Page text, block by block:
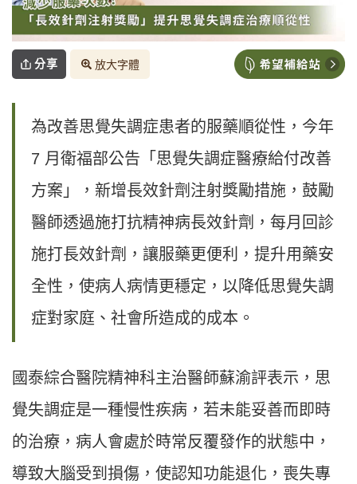
分享 放大字體
為改善思覺失調症患者的服藥順從性，今年
7 月衛福部公告「思覺失調症醫療給付改善
方案」，新增長效針劑注射獎勵措施，鼓勵
醫師透過施打抗精神病長效針劑，每月回診
施打長效針劑，讓服藥更便利，提升用藥安
全性，使病人病情更穩定，以降低思覺失調
症對家庭、社會所造成的成本。
國泰綜合醫院精神科主治醫師蘇渝評表示，思
覺失調症是一種慢性疾病，若未能妥善而即時
的治療，病人會處於時常反覆發作的狀態中，
導致大腦受到損傷，使認知功能退化，喪失專